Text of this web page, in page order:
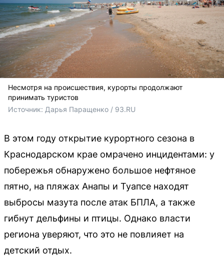
Несмотря на происшествия, курорты продолжают
принимать туристов
Источник: Дарья Паращенко / 93.RU
В этом году открытие курортного сезона в
Краснодарском крае омрачено инцидентами: у
побережья обнаружено большое нефтяное
пятно, на пляжах Анапы и Туапсе находят
выбросы мазута после атак БПЛА, а также
гибнут дельфины и птицы. Однако власти
региона уверяют, что это не повлияет на
детский отдых.